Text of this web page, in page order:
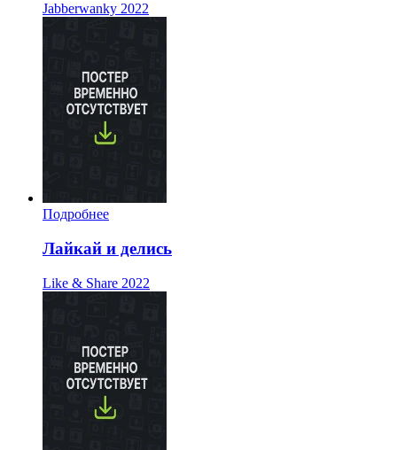
Jabberwanky 2022
Подробнее
Лайкай и делись
Like & Share 2022